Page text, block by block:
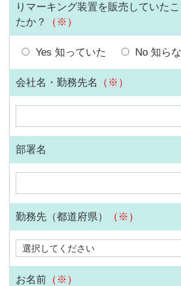
りマーキング装置を販売していた
たか？
（※）
Yes 知っていた No 知ら
会社名・勤務先名 （※）
部署名
勤務先（都道府県） （※）
お名前 （※）